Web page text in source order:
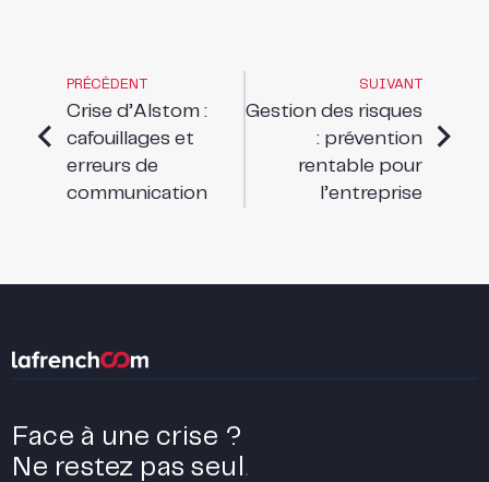
PRÉCÉDENT
Crise d’Alstom :
cafouillages et
erreurs de
communication
SUIVANT
Gestion des risques
: prévention
rentable pour
l’entreprise
Face à une crise ?
Ne restez pas seul .